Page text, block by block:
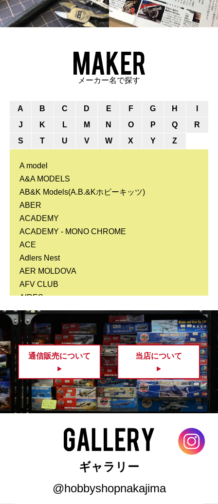
メーカー名で探す
A B C D E F G H
J
K L M N O P Q
R
S
T U V W X Y Z
A model
A&A MODELS
AB&K Models(A.B.&Kホビーキッツ)
ABER
ACADEMY
ACADEMY - MONO CHROME
ACE
Adlers Nest
AER MOLDOVA
AFV CLUB
AIRES
AIRFIX
AK
alan
ALANGER
ALEC
AMG (ARSENAL MODEL GROUP)
AMK(AvantGarde Model Kits)
AMMO
通信販売について 当店について
ギャラリー
@hobbyshopnakajima